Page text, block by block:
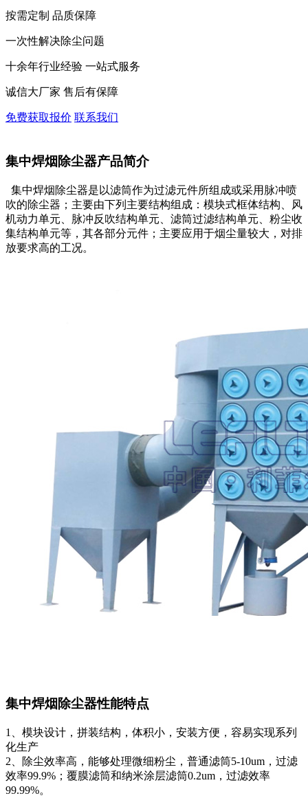
按需定制 品质保障
一次性解决除尘问题
十余年行业经验 一站式服务
诚信大厂家 售后有保障
免费获取报价 联系我们
集中焊烟除尘器产品简介
集中焊烟除尘器是以滤筒作为过滤元件所组成或采用脉冲喷
吹的除尘器；主要由下列主要结构组成：模块式框体结构、风
机动力单元、脉冲反吹结构单元、滤筒过滤结构单元、粉尘收
集结构单元等，其各部分元件；主要应用于烟尘量较大，对排
放要求高的工况。
集中焊烟除尘器性能特点
1、模块设计，拼装结构，体积小，安装方便，容易实现系列
化生产
2、除尘效率高，能够处理微细粉尘，普通滤筒5-10um，过滤
效率99.9%；覆膜滤筒和纳米涂层滤筒0.2um，过滤效率
99.99%。